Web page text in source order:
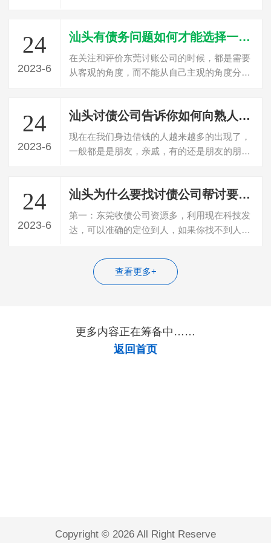
24
2023-6
汕头有债务问题如何才能选择一家正规的讨债公司
在关注和评价东莞讨账公司的时候，都是需要
从客观的角度，而不能从自己主观的角度分
24
2023-6
汕头讨债公司告诉你如何向熟人朋友讨要欠款
现在在我们身边借钱的人越来越多的出现了，
一般都是是朋友，亲戚，有的还是朋友的朋友
24
2023-6
汕头为什么要找讨债公司帮讨要欠款？讨债公司优势？
第一：东莞收债公司资源多，利用现在科技发
达，可以准确的定位到人，如果你找不到人那
查看更多+
更多内容正在筹备中……
返回首页
Copyright © 2026 All Right Reserve